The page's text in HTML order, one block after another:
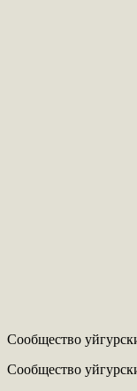
Сообщество
Сообщество